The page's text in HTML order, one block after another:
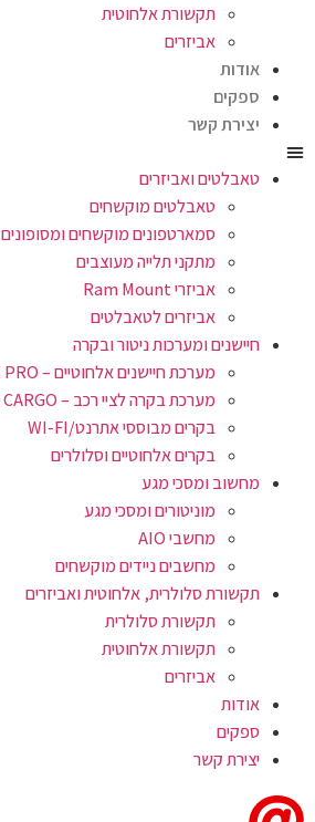
תקשורת אלחוטית
אביזרים
אודות
ספקים
יצירת קשר
טאבלטים ואביזרים
טאבלטים מוקשחים
סמארטפונים מוקשחים ומסופונים
מתקני תלייה מעוצבים
אביזרי Ram Mount
אביזרים לטאבלטים
חיישנים ומערכות ניטור ובקרה
מערכת חיישנים אלחוטיים – WISE PRO
מערכת בקרה לציי רכב – WISE CARGO
בקרים מבוססי אתרנט/WI-FI
בקרים אלחוטיים וסלולרים
מחשוב ומסכי מגע
מוניטורים ומסכי מגע
מחשבי AIO
מחשבים ניידים מוקשחים
תקשורת סלולרית, אלחוטית ואביזרים
תקשורת סלולרית
תקשורת אלחוטית
אביזרים
אודות
ספקים
יצירת קשר